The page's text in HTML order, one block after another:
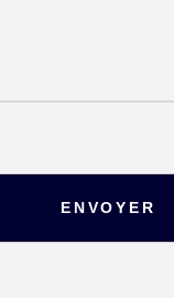
ENVOYER